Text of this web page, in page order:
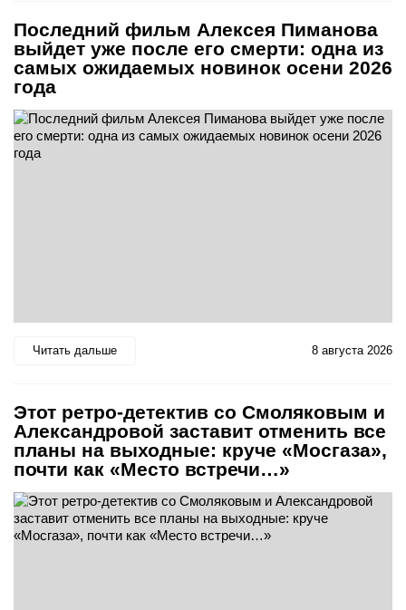
Последний фильм Алексея Пиманова
выйдет уже после его смерти: одна из
самых ожидаемых новинок осени 2026
года
Читать дальше 8 августа 2026
Этот ретро-детектив со Смоляковым и
Александровой заставит отменить все
планы на выходные: круче «Мосгаза»,
почти как «Место встречи…»